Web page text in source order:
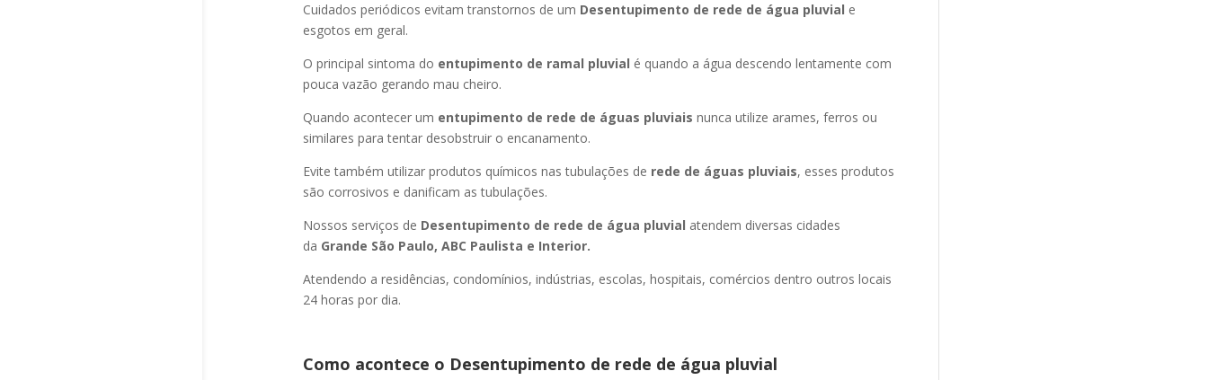
Cuidados periódicos evitam transtornos de um Desentupimento de rede de água pluvial e
esgotos em geral.
O principal sintoma do entupimento de ramal pluvial é quando a água descendo lentamente com
pouca vazão gerando mau cheiro.
Quando acontecer um entupimento de rede de águas pluviais nunca utilize arames, ferros ou
similares para tentar desobstruir o encanamento.
Evite também utilizar produtos químicos nas tubulações de rede de águas pluviais, esses produtos
são corrosivos e danificam as tubulações.
Nossos serviços de Desentupimento de rede de água pluvial atendem diversas cidades
da Grande São Paulo, ABC Paulista e Interior.
Atendendo a residências, condomínios, indústrias, escolas, hospitais, comércios dentro outros locais
24 horas por dia.
Como acontece o Desentupimento de rede de água pluvial